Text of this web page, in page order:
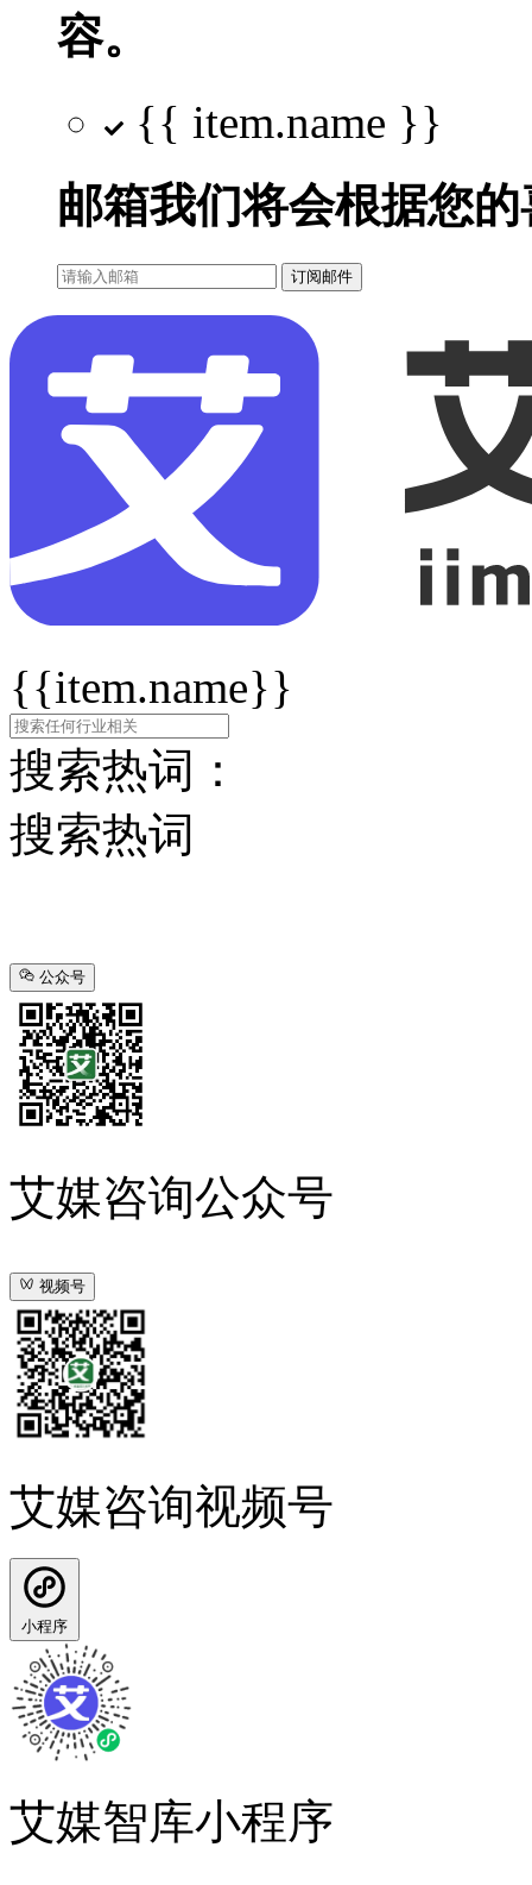
容。
{{ item.name }}
邮箱我们将会根据您
订阅邮件
{{item.name}}
搜索热词：
搜索热词
公众号
艾媒咨询公众号
视频号
艾媒咨询视频号
小程序
艾媒智库小程序